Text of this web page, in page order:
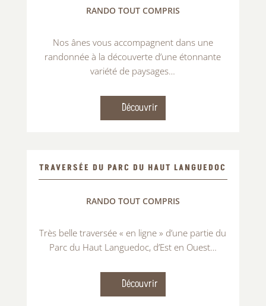
RANDO TOUT COMPRIS
Nos ânes vous accompagnent dans une
randonnée à la découverte d’une étonnante
variété de paysages…
Découvrir
TRAVERSÉE DU PARC DU HAUT LANGUEDOC
RANDO TOUT COMPRIS
Très belle traversée « en ligne » d’une partie du
Parc du Haut Languedoc, d’Est en Ouest…
Découvrir